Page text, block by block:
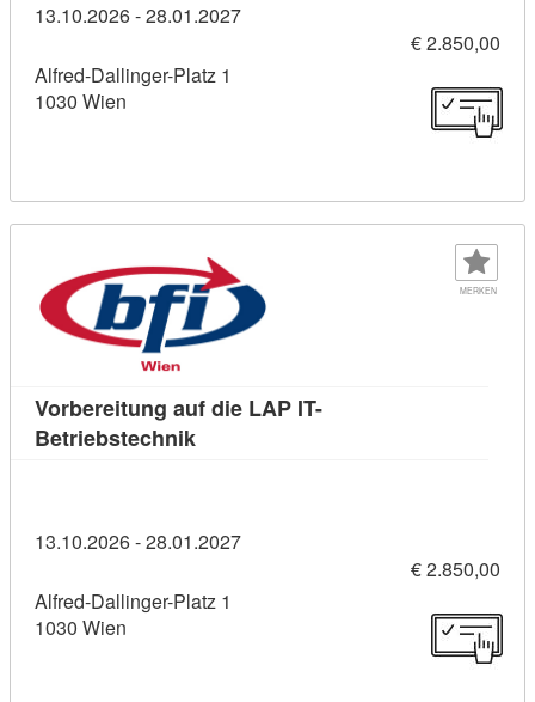
13.10.2026 - 28.01.2027
€ 2.850,00
Alfred-Dallinger-Platz 1
1030 Wien
MERKEN
Vorbereitung auf die LAP IT-
BetriebstechnikKursdetail: Vorbereitung auf die LAP
13.10.2026 - 28.01.2027
€ 2.850,00
Alfred-Dallinger-Platz 1
1030 Wien